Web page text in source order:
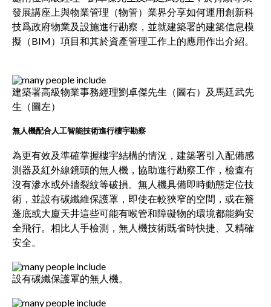
發展講座上與物業管理（物管）業界分享如何運用創新科
技爲政府物業及設施進行勘察，並就建築署的建築信息模
擬（BIM）項目和其於資產管理工作上的應用作出介紹。
建築署高級物業事務經理劉卓傑先生（圖右）及馬廷武先
生（圖左）
無人機配合人工智能技術進行樓宇勘察
為更有效及準確掌握樓宇結構的情況，建築署引入配備感
測器及紅外線鏡頭的無人機，協助進行勘察工作，檢查有
沒有滲水或外牆裂紋等破損。無人機具備即時動態定位技
術，並設有碳纖維保護罩，即使在較狹窄的空間，或在簷
蓬底或大廈天井這些可能有喉管和障礙物的環境都能夠安
全飛行。相比人手檢測，無人機技術既省時快捷、又精確
安全。
設有碳纖保護罩的無人機。